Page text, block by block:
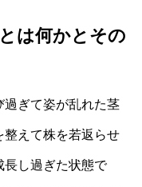
は何かとその
過ぎて姿が乱れた茎
整えて株を若返らせ
長し過ぎた状態で